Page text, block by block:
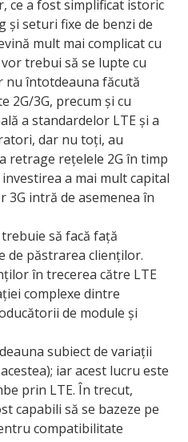
ce a fost simplificat istoric
și seturi fixe de benzi de
mult mai complicat cu
trebui să se lupte cu
nu întotdeauna făcută
2G/3G, precum și cu
a standardelor LTE și a
dar nu toți, au
retrage rețelele 2G în timp
a mai mult capital
intră de asemenea în
să facă față
de păstrarea clienților.
în trecerea către LTE
complexe dintre
de module și
subiect de variații
iar acest lucru este
prin LTE. În trecut,
capabili să se bazeze pe
compatibilitate